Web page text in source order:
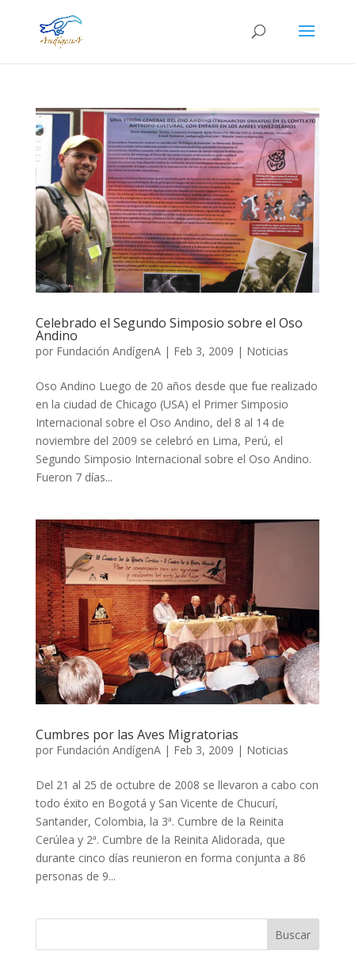
Celebrado el Segundo Simposio sobre el Oso
Andino
por Fundación AndígenA| Feb 3, 2009 | Noticias
Oso Andino Luego de 20 años desde que fue realizado
en la ciudad de Chicago (USA) el Primer Simposio
Internacional sobre el Oso Andino, del 8 al 14 de
noviembre del 2009 se celebró en Lima, Perú, el
Segundo Simposio Internacional sobre el Oso Andino.
Fueron 7 días...
Cumbres por las Aves Migratorias
por Fundación AndígenA| Feb 3, 2009 | Noticias
Del 21 al 25 de octubre de 2008 se llevaron a cabo con
todo éxito en Bogotá y San Vicente de Chucurí,
Santander, Colombia, la 3ª. Cumbre de la Reinita
Cerúlea y 2ª. Cumbre de la Reinita Alidorada, que
durante cinco días reunieron en forma conjunta a 86
personas de 9...